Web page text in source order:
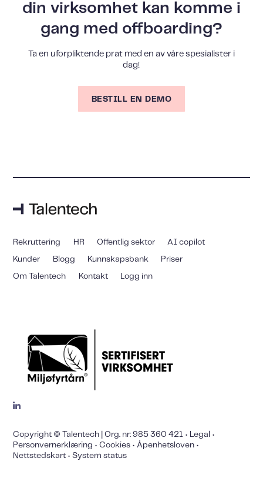
din virksomhet kan komme i
gang med offboarding?
Ta en uforpliktende prat med en av våre spesialister i
dag!
BESTILL EN DEMO
Rekruttering HR Offentlig sektor AI copilot
Kunder Blogg Kunnskapsbank Priser
Om Talentech Kontakt Logg inn
Copyright © Talentech | Org. nr: 985 360 421 • Legal •
Personvernerklæring •Cookies •Åpenhetsloven •
Nettstedskart •System status